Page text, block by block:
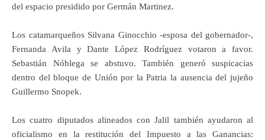
del espacio presidido por Germán Martinez.
Los catamarqueños Silvana Ginocchio -esposa del gobernador-,
Fernanda Avila y Dante López Rodríguez votaron a favor.
Sebastián Nóblega se abstuvo. También generó suspicacias
dentro del bloque de Unión por la Patria la ausencia del jujeño
Guillermo Snopek.
Los cuatro diputados alineados con Jalil también ayudaron al
oficialismo en la restitución del Impuesto a las Ganancias: